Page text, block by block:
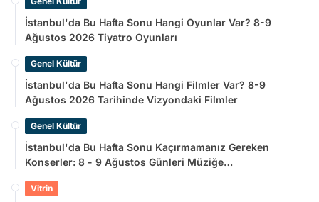
İstanbul'da Bu Hafta Sonu Hangi Oyunlar Var? 8-9
Ağustos 2026 Tiyatro Oyunları
Genel Kültür
İstanbul'da Bu Hafta Sonu Hangi Filmler Var? 8-9
Ağustos 2026 Tarihinde Vizyondaki Filmler
Genel Kültür
İstanbul'da Bu Hafta Sonu Kaçırmamanız Gereken
Konserler: 8 - 9 Ağustos Günleri Müziğe
Vitrin